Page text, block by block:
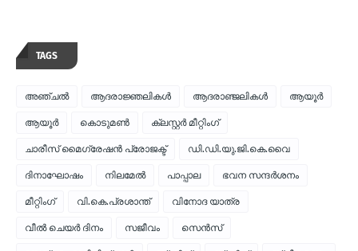
TAGS
അഞ്ചല്‍ ആദരാജ്ഞലികള്‍ ആദരാഞ്ജലികള്‍ ആയൂര്‍
ആയൂർ കൊടുമണ്‍ ക്ലസ്റ്റര്‍ മീറ്റിംഗ്
ചാരീസ് മൈഗ്രേഷന്‍ പ്രോജക്ട് ഡി.ഡി.യു.ജി.കെ.വൈ
ദിനാഘോഷം നിലമേല്‍ പാപ്പാല ഭവന സന്ദര്‍ശനം
മീറ്റിംഗ് വി.കെ.പ്രശാന്ത് വിനോദ യാത്ര
വീല്‍ ചെയര്‍ ദിനം സജീവം സെന്‍സ്